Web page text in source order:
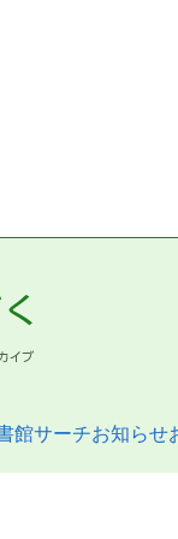
館サーチお知らせ